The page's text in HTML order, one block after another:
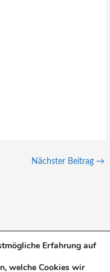
Nächster Beitrag →
Erfahrung auf
welche Cookies wir